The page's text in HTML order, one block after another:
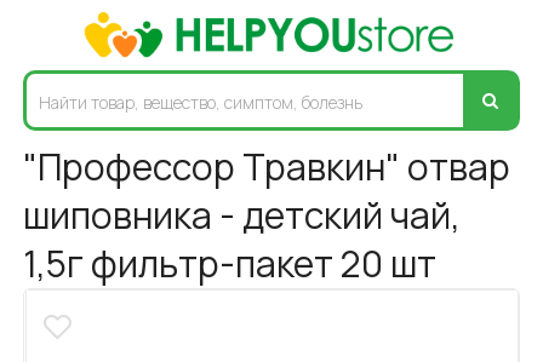
"Профессор Травкин" отвар
шиповника - детский чай,
1,5г фильтр-пакет 20 шт